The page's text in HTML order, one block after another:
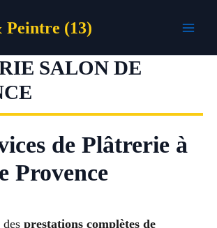
Peintre (13)
SALON DE
de Plâtrerie à
Provence
prestations complètes de